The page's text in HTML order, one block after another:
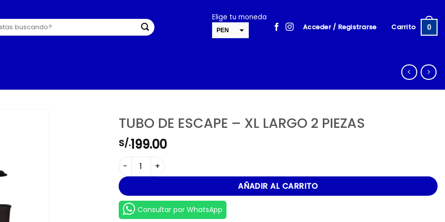
Elige tu moneda
PEN Acceder / Registrarse Carrito 0
TUBO DE ESCAPE – XL LARGO 2 PIEZAS
S/.199.00
TUBO DE ESCAPE - XL LARGO 2 PIEZAS cantidad
AÑADIR AL CARRITO
Consultar por WhatsApp